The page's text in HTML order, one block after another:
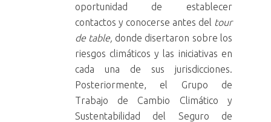
oportunidad de establecer
contactos y conocerse antes del tour
de table, donde disertaron sobre los
riesgos climáticos y las iniciativas en
cada una de sus jurisdicciones.
Posteriormente, el Grupo de
Trabajo de Cambio Climático y
Sustentabilidad del Seguro de